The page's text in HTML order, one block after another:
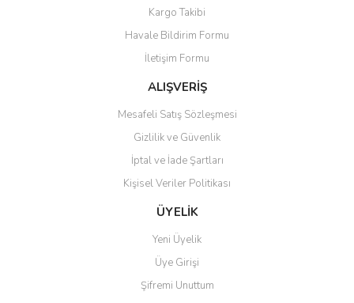
Ürün resmi kalitesiz, bozuk veya görüntülenemiyor.
Ürün açıklamasında eksik bilgiler bulunuyor.
Ürün bilgilerinde hatalar bulunuyor.
Ürün fiyatı diğer sitelerden daha pahalı.
Gönder
Kargo Takibi
Havale Bildirim Formu
İletişim Formu
ALIŞVERİŞ
Mesafeli Satış Sözleşmesi
Gizlilik ve Güvenlik
İptal ve İade Şartları
Kişisel Veriler Politikası
ÜYELİK
Yeni Üyelik
Üye Girişi
Şifremi Unuttum